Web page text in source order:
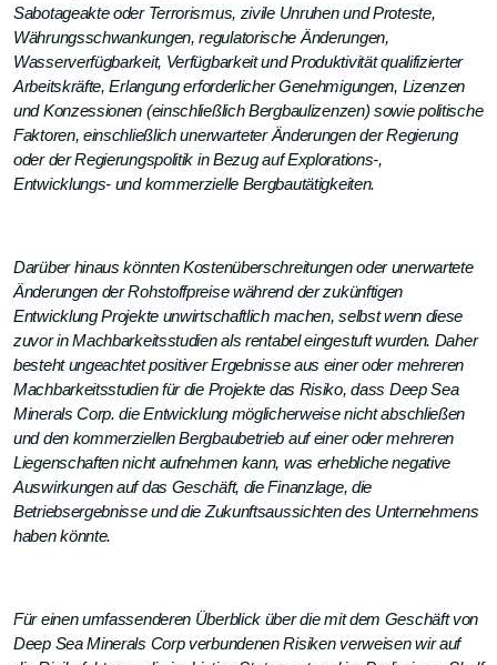
Sabotageakte oder Terrorismus, zivile Unruhen und Proteste,
Währungsschwankungen, regulatorische Änderungen,
Wasserverfügbarkeit, Verfügbarkeit und Produktivität qualifizierter
Arbeitskräfte, Erlangung erforderlicher Genehmigungen, Lizenzen
und Konzessionen (einschließlich Bergbaulizenzen) sowie politische
Faktoren, einschließlich unerwarteter Änderungen der Regierung
oder der Regierungspolitik in Bezug auf Explorations-,
Entwicklungs- und kommerzielle Bergbautätigkeiten.
Darüber hinaus könnten Kostenüberschreitungen oder unerwartete
Änderungen der Rohstoffpreise während der zukünftigen
Entwicklung Projekte unwirtschaftlich machen, selbst wenn diese
zuvor in Machbarkeitsstudien als rentabel eingestuft wurden. Daher
besteht ungeachtet positiver Ergebnisse aus einer oder mehreren
Machbarkeitsstudien für die Projekte das Risiko, dass Deep Sea
Minerals Corp. die Entwicklung möglicherweise nicht abschließen
und den kommerziellen Bergbaubetrieb auf einer oder mehreren
Liegenschaften nicht aufnehmen kann, was erhebliche negative
Auswirkungen auf das Geschäft, die Finanzlage, die
Betriebsergebnisse und die Zukunftsaussichten des Unternehmens
haben könnte.
Für einen umfassenderen Überblick über die mit dem Geschäft von
Deep Sea Minerals Corp verbundenen Risiken verweisen wir auf